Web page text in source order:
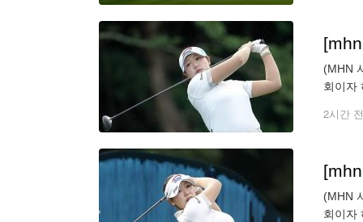
(MHN
회이자
2시간 전
(MHN
회이자